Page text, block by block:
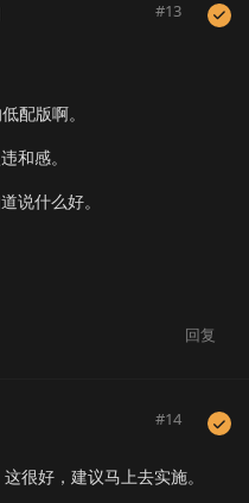
#13
配版啊。
和感。
说什么好。
回复
#14
很好，建议马上去实施。